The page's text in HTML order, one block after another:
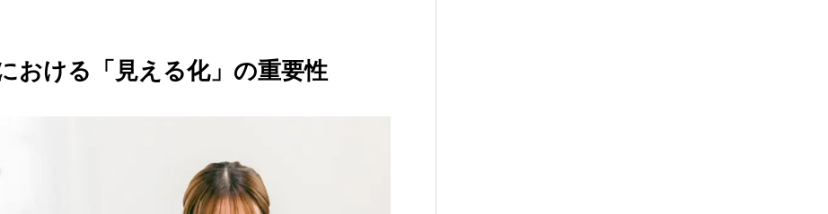
おける「見える化」の重要性